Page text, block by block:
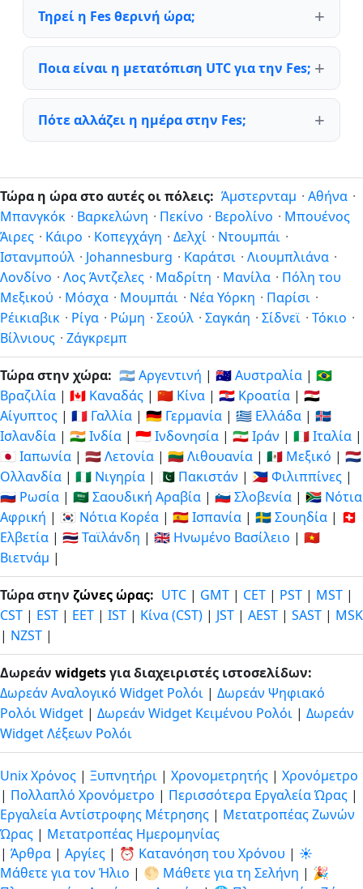
Τηρεί η Fes θερινή ώρα;
Ποια είναι η μετατόπιση UTC για την Fes;
Πότε αλλάζει η ημέρα στην Fes;
Τώρα η ώρα στο αυτές οι πόλεις: Άμστερνταμ · Αθήνα ·
Μπανγκόκ · Βαρκελώνη · Πεκίνο · Βερολίνο · Μπουένος
Άιρες · Κάιρο · Κοπεγχάγη · Δελχί · Ντουμπάι ·
Ιστανμπούλ · Johannesburg · Καράτσι · Λιουμπλιάνα ·
Λονδίνο · Λος Άντζελες · Μαδρίτη · Μανίλα · Πόλη του
Μεξικού · Μόσχα · Μουμπάι · Νέα Υόρκη · Παρίσι ·
Ρέικιαβικ · Ρίγα · Ρώμη · Σεούλ · Σαγκάη · Σίδνεϊ · Τόκιο ·
Βίλνιους · Ζάγκρεμπ
Τώρα στην χώρα: 🇦🇷 Αργεντινή | 🇦🇺 Αυστραλία | 🇧🇷
Βραζιλία | 🇨🇦 Καναδάς | 🇨🇳 Κίνα | 🇭🇷 Κροατία | 🇪🇬
Αίγυπτος | 🇫🇷 Γαλλία | 🇩🇪 Γερμανία | 🇬🇷 Ελλάδα | 🇮🇸
Ισλανδία | 🇮🇳 Ινδία | 🇮🇩 Ινδονησία | 🇮🇷 Ιράν | 🇮🇹 Ιταλία |
🇯🇵 Ιαπωνία | 🇱🇻 Λετονία | 🇱🇹 Λιθουανία | 🇲🇽 Μεξικό | 🇳🇱
Ολλανδία | 🇳🇬 Νιγηρία | 🇵🇰 Πακιστάν | 🇵🇭 Φιλιππίνες |
🇷🇺 Ρωσία | 🇸🇦 Σαουδική Αραβία | 🇸🇮 Σλοβενία | 🇿🇦 Νότια
Αφρική | 🇰🇷 Νότια Κορέα | 🇪🇸 Ισπανία | 🇸🇪 Σουηδία | 🇨🇭
Ελβετία | 🇹🇭 Ταϊλάνδη | 🇬🇧 Ηνωμένο Βασίλειο | 🇻🇳
Βιετνάμ |
Τώρα στην ζώνες ώρας: UTC | GMT | CET | PST | MST |
CST | EST | EET | IST | Κίνα (CST) | JST | AEST | SAST | MSK
| NZST |
Δωρεάν widgetsγια διαχειριστές ιστοσελίδων:
Δωρεάν Αναλογικό Widget Ρολόι | Δωρεάν Ψηφιακό
Ρολόι Widget | Δωρεάν Widget Κειμένου Ρολόι | Δωρεάν
Widget Λέξεων Ρολόι
Unix Χρόνος | Ξυπνητήρι | Χρονομετρητής | Χρονόμετρο
| Πολλαπλό Χρονόμετρο | Περισσότερα Εργαλεία Ώρας |
Εργαλεία Αντίστροφης Μέτρησης | Μετατροπέας Ζωνών
Ώρας | Μετατροπέας Ημερομηνίας
| Άρθρα | Αργίες | ⏰ Κατανόηση του Χρόνου | ☀️
Μάθετε για τον Ήλιο | 🌕 Μάθετε για τη Σελήνη | 🎉